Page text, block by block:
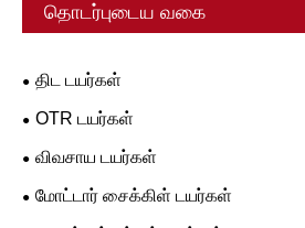
தொடர்புடைய வகை
திட டயர்கள்
OTR டயர்கள்
விவசாய டயர்கள்
மோட்டார் சைக்கிள் டயர்கள்